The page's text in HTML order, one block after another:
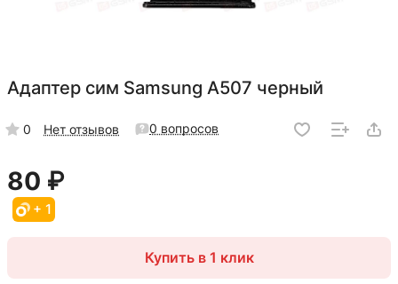
Адаптер сим Samsung A507 черный
0 Нет отзывов 0 вопросов
80 ₽
+ 1
Купить в 1 клик